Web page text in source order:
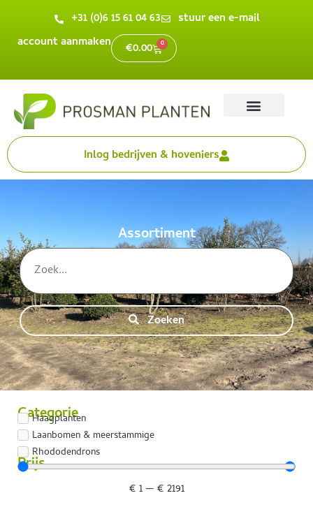
+31 (0)6 15 61 04 63
stuur een e-mail
account aanmaken
€0.00 0
Inlog bedrijven & hoveniers
Assortiment
Zoeken
Categorie
Haagplanten
Laanbomen & meerstammige
Rhododendrons
Prijs
€1—€2191